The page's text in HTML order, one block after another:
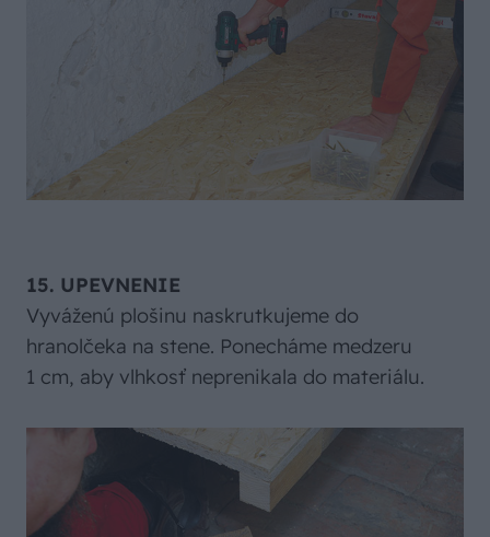
15. UPEVNENIE
Vyváženú plošinu naskrutkujeme do
hranolčeka na stene. Ponecháme medzeru
1 cm, aby vlhkosť neprenikala do materiálu.